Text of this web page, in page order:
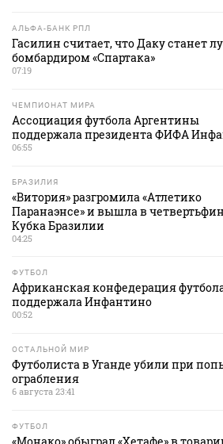
АЛЬФА-БАНК РПЛ
Гасилин считает, что Даку станет
бомбардиром «Спартака»
07:19
ЧЕМПИОНАТ МИРА
Ассоциация футбола Аргентины
поддержала президента ФИФА
06:55
БРАЗИЛИЯ
«Витория» разгромила «Атлетико
Паранаэнсе» и вышла в
Кубка Бразилии
04:25
ФУТБОЛ
Африканская конфедерация
поддержала Инфантино
00:52
ОСТАЛЬНОЙ МИР
Футболиста в Уганде убили при
ограбления
6 августа 23:41
ФУТБОЛ